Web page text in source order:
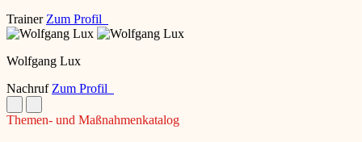
Trainer Zum Profil
Wolfgang Lux
Nachruf Zum Profil
Themen- und Maßnahmenkatalog